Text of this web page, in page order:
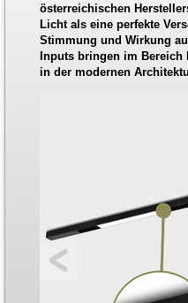
österreichischen
Licht als eine perfekte
Stimmung und Wirkung
Inputs bringen im
in der modernen